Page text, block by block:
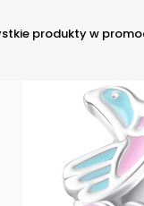
produkty w